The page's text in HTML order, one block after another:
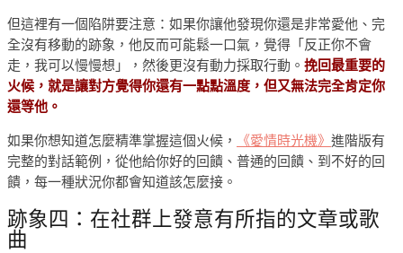
但這裡有一個陷阱要注意：如果你讓他發現你還是非常愛他、完
全沒有移動的跡象，他反而可能鬆一口氣，覺得「反正你不會
走，我可以慢慢想」，然後更沒有動力採取行動。 挽回最重要的
火候，就是讓對方覺得你還有一點點溫度，但又無法完全肯定你
還等他。
如果你想知道怎麼精準掌握這個火候， 《愛情時光機》 進階版有
完整的對話範例，從他給你好的回饋、普通的回饋、到不好的回
饋，每一種狀況你都會知道該怎麼接。
跡象四：在社群上發意有所指的文章或歌
曲